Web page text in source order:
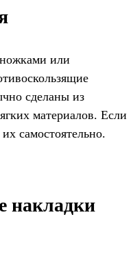
или
сделаны из
материалов. Если
самостоятельно.
накладки